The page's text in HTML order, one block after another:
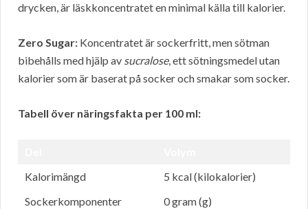
drycken, är läskkoncentratet en minimal källa till kalorier.
Zero Sugar: Koncentratet är sockerfritt, men sötman
bibehålls med hjälp av sucralose, ett sötningsmedel utan
kalorier som är baserat på socker och smakar som socker.
Tabell över näringsfakta per 100 ml:
Kalorimängd
5 kcal (kilokalorier)
Sockerkomponenter
0 gram (g)